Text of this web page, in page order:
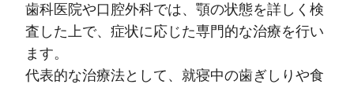
歯科医院や口腔外科では、顎の状態を詳しく検
査した上で、症状に応じた専門的な治療を行い
ます。
代表的な治療法として、就寝中の歯ぎしりや食